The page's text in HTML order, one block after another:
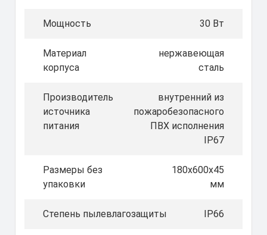
Мощность 30 Вт
Материал
корпуса
нержавеющая
сталь
Производитель
источника
питания
внутренний из
пожаробезопасного
ПВХ исполнения
IP67
Размеры без
упаковки
180х600х45
мм
Степень пылевлагозащиты IP66